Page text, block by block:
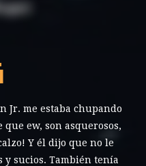
Jr. me estaba chupando
ew, son asquerosos,
Y él dijo que no le
sucios. También tenía